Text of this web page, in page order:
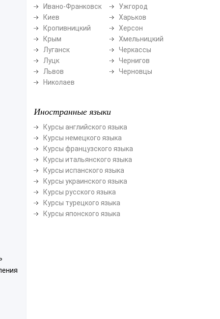
Ивано-Франковск
Киев
Кропивницкий
Крым
Луганск
Луцк
Львов
Николаев
Ужгород
Харьков
Херсон
Хмельницкий
Черкассы
Чернигов
Черновцы
Иностранные языки
Курсы английского языка
Курсы немецкого языка
Курсы французского языка
Курсы итальянского языка
Курсы испанского языка
Курсы украинского языка
Курсы русского языка
Курсы турецкого языка
Курсы японского языка